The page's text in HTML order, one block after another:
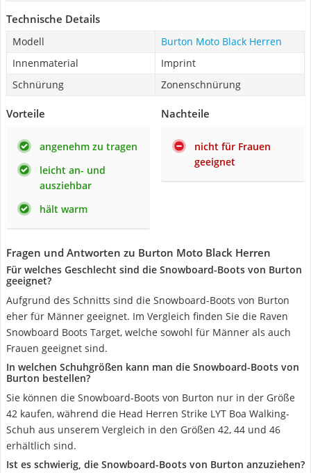
Technische Details
Modell
Burton Moto Black Herren
Innenmaterial
Imprint
Schnürung
Zonenschnürung
Vorteile
angenehm zu tragen
leicht an- und
ausziehbar
hält warm
Nachteile
nicht für Frauen
geeignet
Fragen und Antworten zu Burton Moto Black Herren
Für welches Geschlecht sind die Snowboard-Boots von Burton
geeignet?
Aufgrund des Schnitts sind die Snowboard-Boots von Burton
eher für Männer geeignet. Im Vergleich finden Sie die Raven
Snowboard Boots Target, welche sowohl für Männer als auch
Frauen geeignet sind.
In welchen Schuhgrößen kann man die Snowboard-Boots von
Burton bestellen?
Sie können die Snowboard-Boots von Burton nur in der Größe
42 kaufen, während die Head Herren Strike LYT Boa Walking-
Schuh aus unserem Vergleich in den Größen 42, 44 und 46
erhältlich sind.
Ist es schwierig, die Snowboard-Boots von Burton anzuziehen?